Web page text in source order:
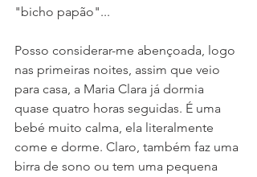
"bicho papão"...
Posso considerar-me abençoada, logo
nas primeiras noites, assim que veio
para casa, a Maria Clara já dormia
quase quatro horas seguidas. É uma
bebé muito calma, ela literalmente
come e dorme. Claro, também faz uma
birra de sono ou tem uma pequena